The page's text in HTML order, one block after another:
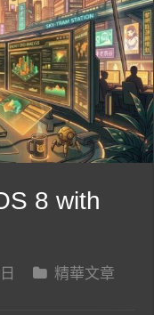
8 with
精華文章